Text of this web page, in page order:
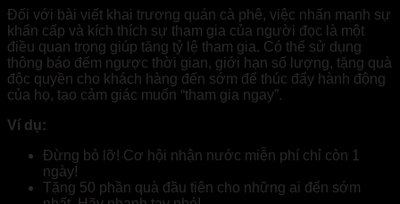
Đối với bài viết khai trương quán cà phê, việc nhấn mạnh sự
khẩn cấp và kích thích sự tham gia của người đọc là một
điều quan trọng giúp tăng tỷ lệ tham gia. Có thể sử dụng
thông báo đếm ngược thời gian, giới hạn số lượng, tặng quà
độc quyền cho khách hàng đến sớm để thúc đẩy hành động
của họ, tạo cảm giác muốn “tham gia ngay”.
Ví dụ:
Đừng bỏ lỡ! Cơ hội nhận nước miễn phí chỉ còn 1
ngày!
Tặng 50 phần quà đầu tiên cho những ai đến sớm